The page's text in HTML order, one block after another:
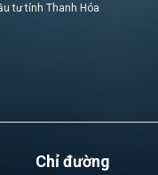
tư tỉnh Thanh Hóa
Chỉ đường